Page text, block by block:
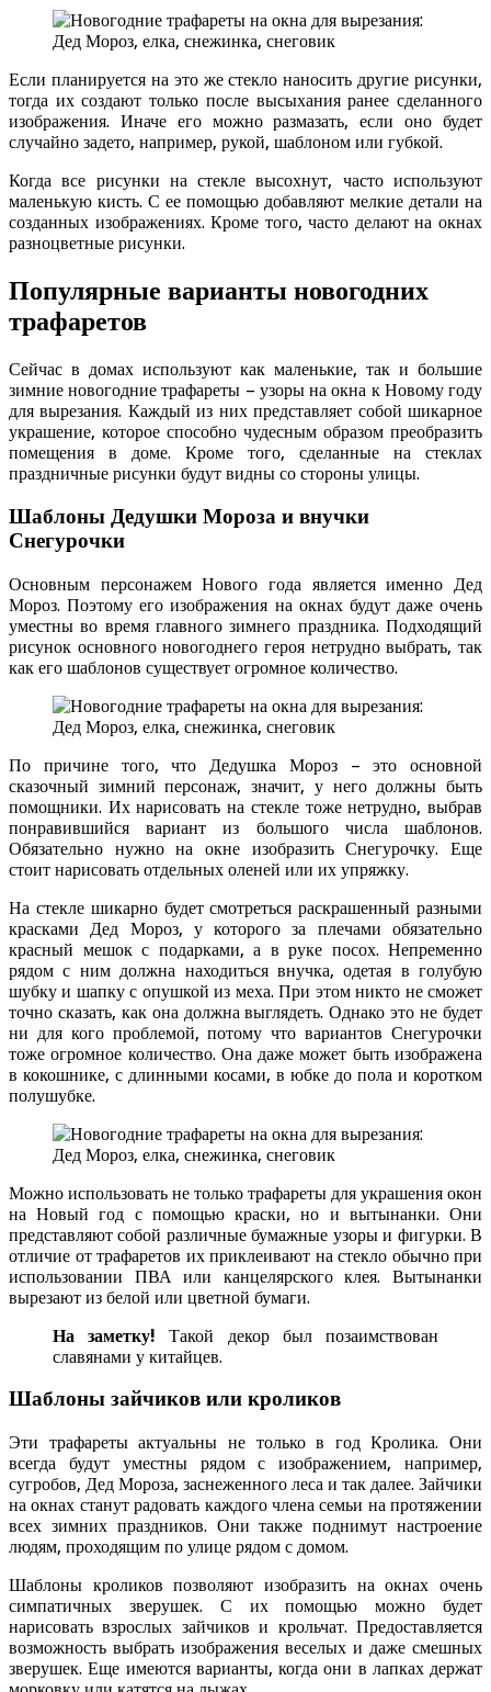
Если планируется на это же стекло наносить другие рисунки,
тогда их создают только после высыхания ранее сделанного
изображения. Иначе его можно размазать, если оно будет
случайно задето, например, рукой, шаблоном или губкой.
Когда все рисунки на стекле высохнут, часто используют
маленькую кисть. С ее помощью добавляют мелкие детали на
созданных изображениях. Кроме того, часто делают на окнах
разноцветные рисунки.
Популярные варианты новогодних
трафаретов
Сейчас в домах используют как маленькие, так и большие
зимние новогодние трафареты – узоры на окна к Новому году
для вырезания. Каждый из них представляет собой шикарное
украшение, которое способно чудесным образом преобразить
помещения в доме. Кроме того, сделанные на стеклах
праздничные рисунки будут видны со стороны улицы.
Шаблоны Дедушки Мороза и внучки
Снегурочки
Основным персонажем Нового года является именно Дед
Мороз. Поэтому его изображения на окнах будут даже очень
уместны во время главного зимнего праздника. Подходящий
рисунок основного новогоднего героя нетрудно выбрать, так
как его шаблонов существует огромное количество.
По причине того, что Дедушка Мороз – это основной
сказочный зимний персонаж, значит, у него должны быть
помощники. Их нарисовать на стекле тоже нетрудно, выбрав
понравившийся вариант из большого числа шаблонов.
Обязательно нужно на окне изобразить Снегурочку. Еще
стоит нарисовать отдельных оленей или их упряжку.
На стекле шикарно будет смотреться раскрашенный разными
красками Дед Мороз, у которого за плечами обязательно
красный мешок с подарками, а в руке посох. Непременно
рядом с ним должна находиться внучка, одетая в голубую
шубку и шапку с опушкой из меха. При этом никто не сможет
точно сказать, как она должна выглядеть. Однако это не будет
ни для кого проблемой, потому что вариантов Снегурочки
тоже огромное количество. Она даже может быть изображена
в кокошнике, с длинными косами, в юбке до пола и коротком
полушубке.
Можно использовать не только трафареты для украшения окон
на Новый год с помощью краски, но и вытынанки. Они
представляют собой различные бумажные узоры и фигурки. В
отличие от трафаретов их приклеивают на стекло обычно при
использовании ПВА или канцелярского клея. Вытынанки
вырезают из белой или цветной бумаги.
На заметку! Такой декор был позаимствован
славянами у китайцев.
Шаблоны зайчиков или кроликов
Эти трафареты актуальны не только в год Кролика. Они
всегда будут уместны рядом с изображением, например,
сугробов, Дед Мороза, заснеженного леса и так далее. Зайчики
на окнах станут радовать каждого члена семьи на протяжении
всех зимних праздников. Они также поднимут настроение
людям, проходящим по улице рядом с домом.
Шаблоны кроликов позволяют изобразить на окнах очень
симпатичных зверушек. С их помощью можно будет
нарисовать взрослых зайчиков и крольчат. Предоставляется
возможность выбрать изображения веселых и даже смешных
зверушек. Еще имеются варианты, когда они в лапках держат